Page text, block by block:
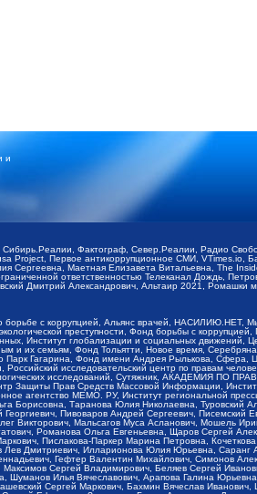
и
Фактограф, Север.Реалии, Радио
Project, Первое антикоррупционное СМИ,
Маетная Елизавета Витальевна, The
ответственностью Телеканал Дождь,
Дмитрий Александрович, Альтаир 2021, Ромашки
с коррупцией, Альянс врачей,
преступности, Фонд борьбы с
Институт глобализации и социальных
их семьям, Фонд Тольятти, Новое время,
Гагарина, Фонд имени Андрея Рылькова,
исследовательский центр по правам
исследований, Сутяжник, АКАДЕМИЯ ПО
Защиты Прав Средств Массовой Информации,
агентство МЕМО. РУ, Институт региональной
Таранова Юлия Николаевна, Туровский
Пивоваров Андрей Сергеевич, Писемский
Викторович, Мальсагов Муса Асланович, Мошель
Романова Ольга Евгеньевна, Щаров Сергей
Пислакова-Паркер Марина Петровна,
Дмитриевич, Илларионова Юлия Юрьевна,
Гефтер Валентин Михайлович, Симонов
Сергей Владимирович, Беляев Сергей
Илья Вячеславович, Арапова Галина
Сергей Маркович, Бахмин Вячеслав